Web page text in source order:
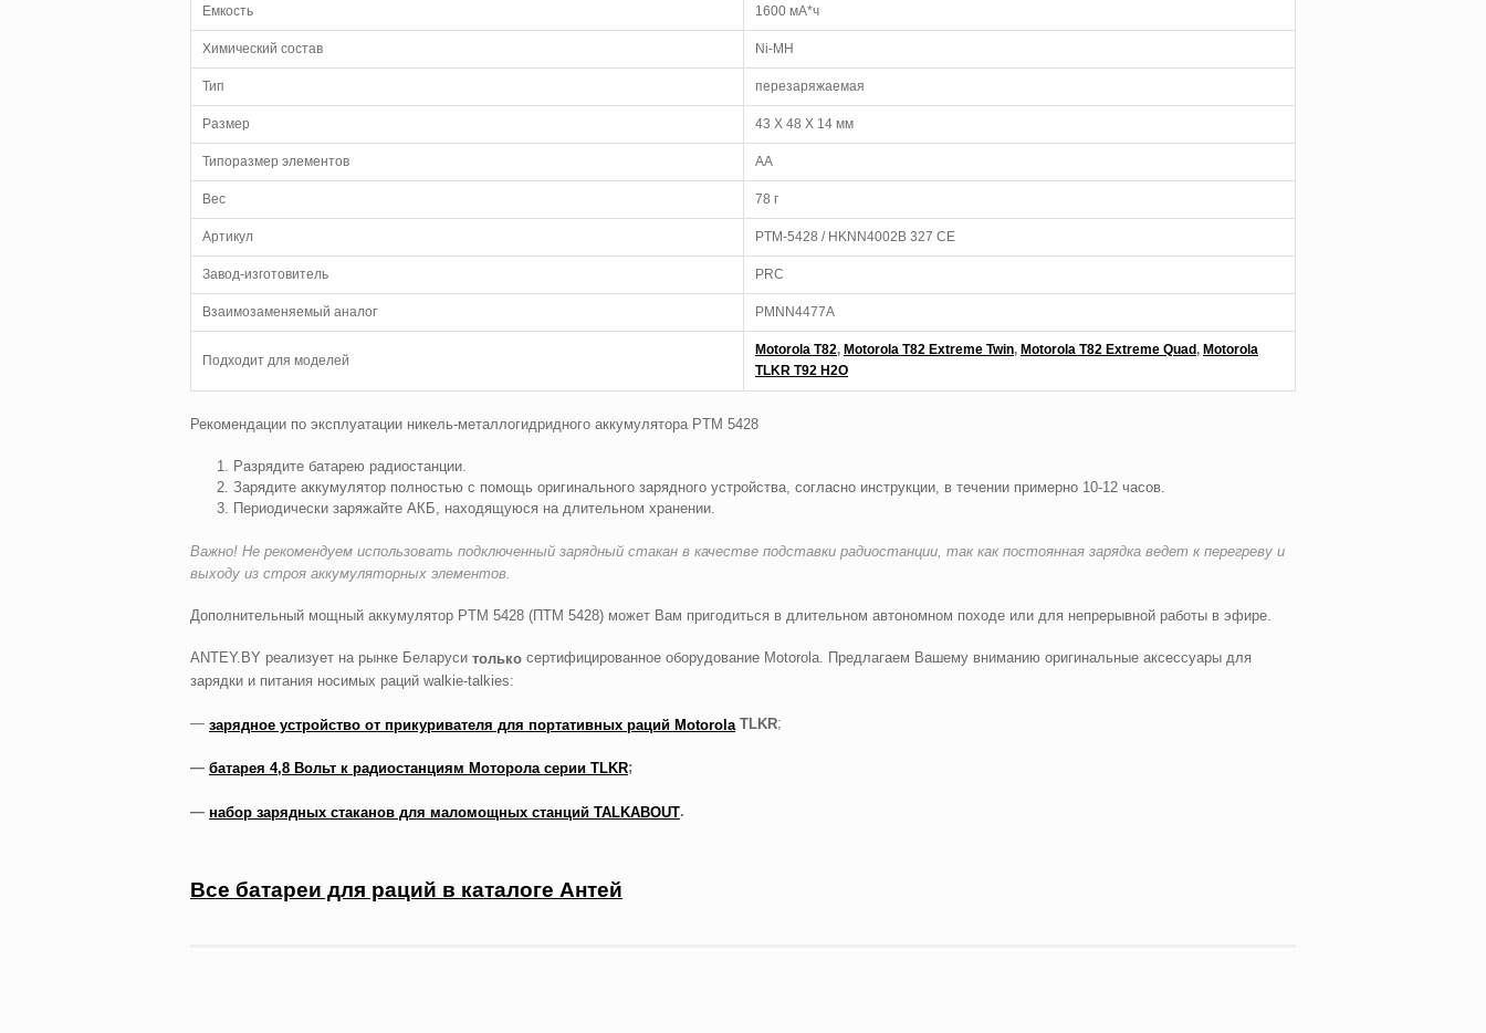
Емкость 1600 мА*ч
Химический состав Ni-MН
Тип перезаряжаемая
Размер 43 Х 48 Х 14 мм
Типоразмер элементов AA
Вес 78 г
Артикул PTM-5428 / HKNN4002B 327 CE
Завод-изготовитель PRC
Взаимозаменяемый аналог PMNN4477A
Подходит для моделей
Motorola T82, Motorola T82 Extreme Twin, Motorola T82 Extreme Quad , Motorola
TLKR T92 H2O
Рекомендации по эксплуатации никель-металлогидридного аккумулятора PTM 5428
Разрядите батарею радиостанции.
Зарядите аккумулятор полностью с помощь оригинального зарядного устройства, согласно инструкции, в течении примерно 10-12 часов.
Периодически заряжайте АКБ, находящуюся на длительном хранении.
Важно! Не рекомендуем использовать подключенный зарядный стакан в качестве подставки радиостанции, так как постоянная зарядка ведет к перегреву и
выходу из строя аккумуляторных элементов.
Дополнительный мощный аккумулятор PTM 5428 (ПТМ 5428) может Вам пригодиться в длительном автономном походе или для непрерывной работы в эфире.
ANTEY.BY реализует на рынке Беларуси только сертифицированное оборудование Motorola. Предлагаем Вашему вниманию оригинальные аксессуары для
зарядки и питания носимых раций walkie-talkies:
— зарядное устройство от прикуривателя для портативных раций Motorola TLKR;
— батарея 4,8 Вольт к радиостанциям Моторола серии TLKR;
— набор зарядных стаканов для маломощных станций TALKABOUT.
Все батареи для раций в каталоге Антей